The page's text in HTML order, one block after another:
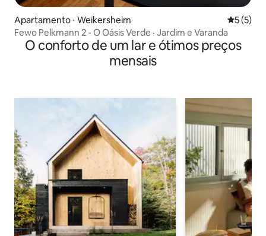
Apartamento ⋅ Weikersheim 5 de
5 (5)
Fewo Pelkmann 2 - O Oásis Verde · Jardim e Varanda
O conforto de um lar e ótimos preços
mensais